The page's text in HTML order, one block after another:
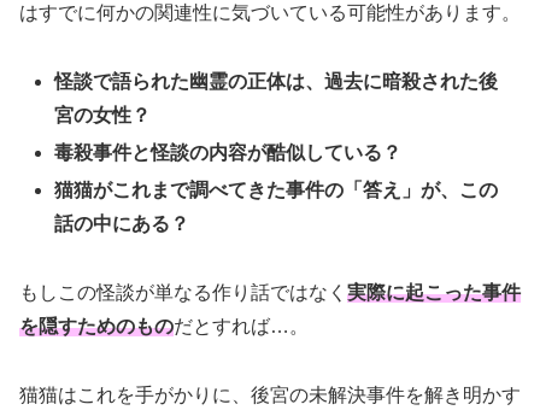
はすでに何かの関連性に気づいている可能性があります。
怪談で語られた幽霊の正体は、過去に暗殺された後
宮の女性？
毒殺事件と怪談の内容が酷似している？
猫猫がこれまで調べてきた事件の「答え」が、この
話の中にある？
もしこの怪談が単なる作り話ではなく 実際に起こった事件
を隠すためのものだとすれば…。
猫猫はこれを手がかりに、後宮の未解決事件を解き明かす